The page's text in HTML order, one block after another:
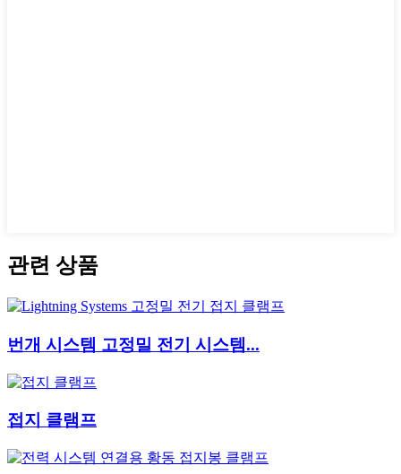
관련 상품
번개 시스템 고정밀 전기 시스템...
접지 클램프